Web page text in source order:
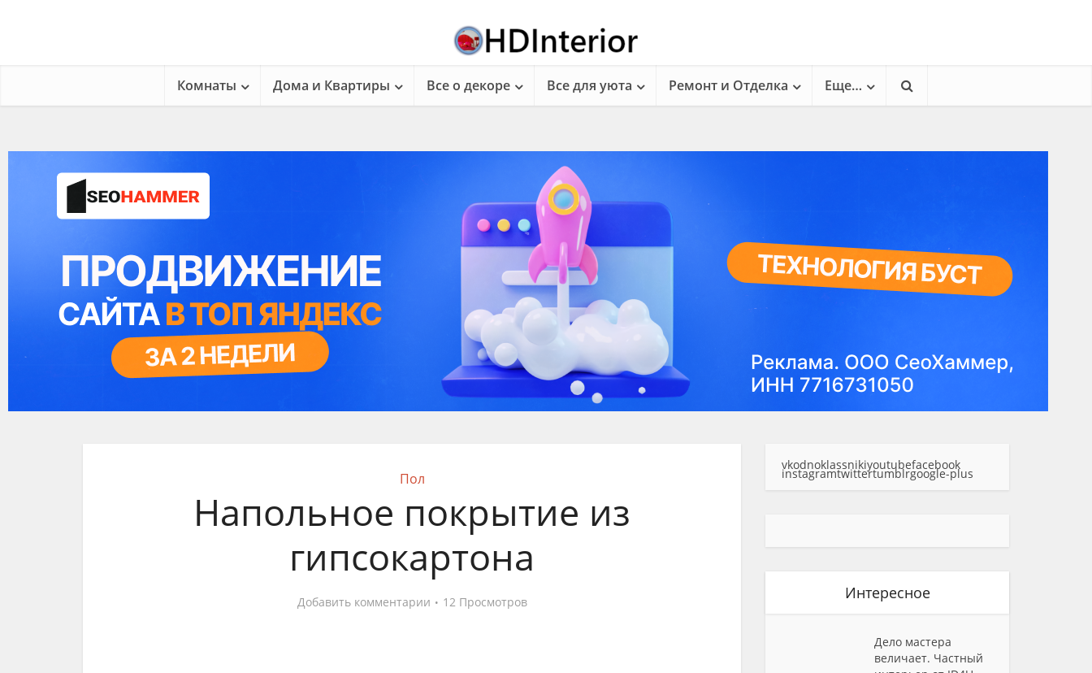
Комнаты Дома и Квартиры Все о декоре Все для уюта Ремонт и Отделка Еще…
Пол
Напольное покрытие из
гипсокартона
Добавить комментарии 12 Просмотров
vkodnoklassnikiyoutubefacebook
instagramtwittertumblrgoogle-plus
Интересное
Дело мастера
величает. Частный